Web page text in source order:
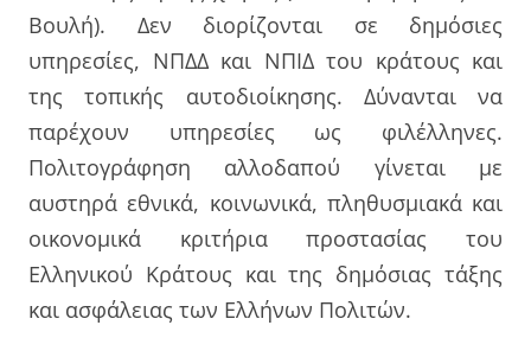
Βουλή). Δεν διορίζονται σε δημόσιες
υπηρεσίες, ΝΠΔΔ και ΝΠΙΔ του κράτους και
της τοπικής αυτοδιοίκησης. Δύνανται να
παρέχουν υπηρεσίες ως φιλέλληνες.
Πολιτογράφηση αλλοδαπού γίνεται με
αυστηρά εθνικά, κοινωνικά, πληθυσμιακά και
οικονομικά κριτήρια προστασίας του
Ελληνικού Κράτους και της δημόσιας τάξης
και ασφάλειας των Ελλήνων Πολιτών.